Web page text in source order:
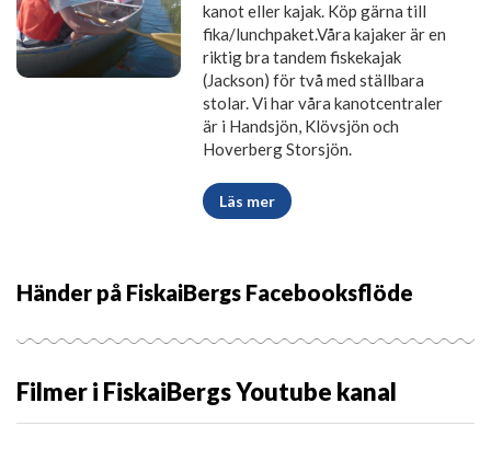
kanot eller kajak. Köp gärna till
fika/lunchpaket.Våra kajaker är en
riktig bra tandem fiskekajak
(Jackson) för två med ställbara
stolar. Vi har våra kanotcentraler
är i Handsjön, Klövsjön och
Hoverberg Storsjön.
Läs mer
Händer på FiskaiBergs Facebooksflöde
Filmer i FiskaiBergs Youtube kanal